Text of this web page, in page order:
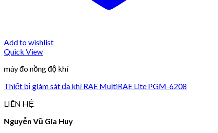
Add to wishlist
Quick View
máy đo nồng độ khí
Thiết bị giám sát đa khí RAE MultiRAE Lite PGM-6208
LIÊN HỆ
Nguyễn Vũ Gia Huy